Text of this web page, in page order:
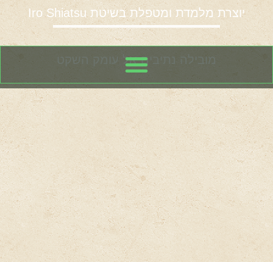
יוצרת מלמדת ומטפלת בשיטת Iro Shiatsu
מובילה נתיבים אל עומק השקט